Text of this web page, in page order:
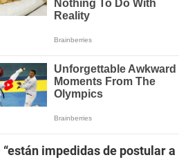
“están impedidas de postular a